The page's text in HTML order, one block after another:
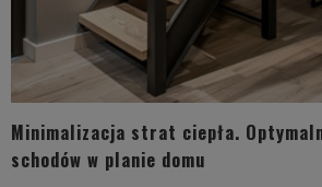
Minimalizacja strat ciepła.
schodów w planie domu